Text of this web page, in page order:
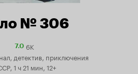
№ 306
7.0Рейтинг
6K
детектив, приключения
1 ч 21 мин, 12+